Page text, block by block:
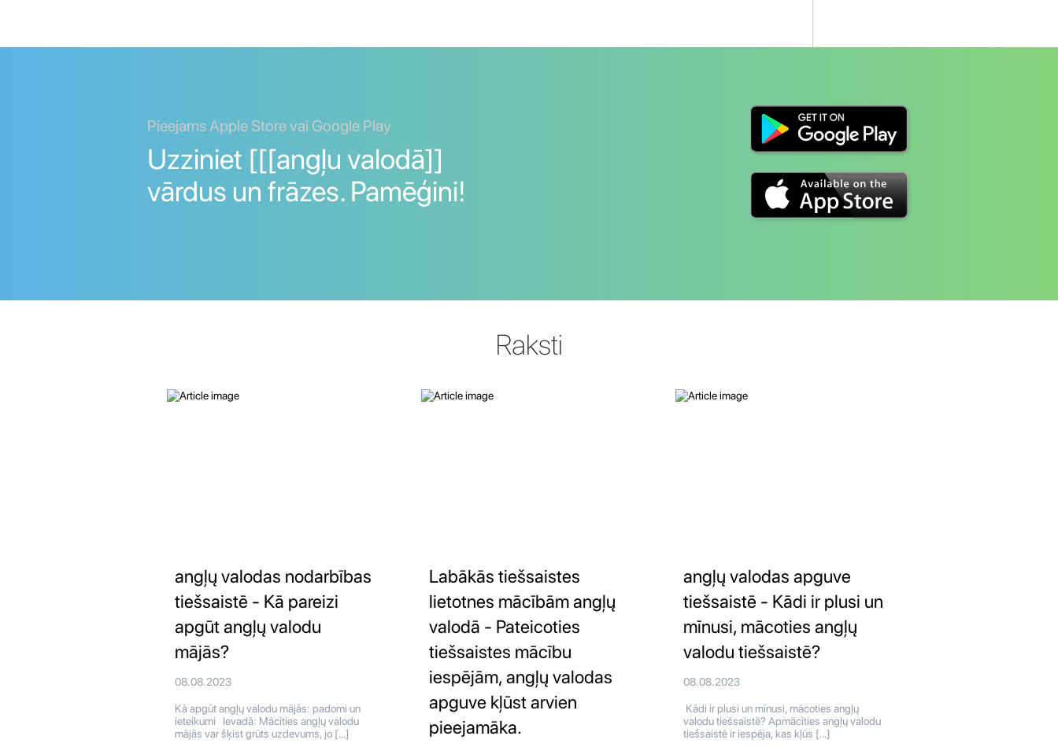
Pieejams Apple Store vai Google Play
Uzziniet [[[angļu valodā]]
vārdus un frāzes. Pamēģini!
Raksti
angļų valodas nodarbības
tiešsaistē - Kā pareizi
apgūt angļų valodu
mājās?
08.08.2023
Kā apgūt angļų valodu mājās: padomi un
ieteikumi Ievadā: Mācīties angļų valodu
mājās var šķist grūts uzdevums, jo […]
Labākās tiešsaistes
lietotnes mācībām angļų
valodā - Pateicoties
tiešsaistes mācību
iespējām, angļų valodas
apguve kļūst arvien
pieejamāka.
angļų valodas apguve
tiešsaistē - Kādi ir plusi un
mīnusi, mācoties angļų
valodu tiešsaistē?
08.08.2023
Kādi ir plusi un mīnusi, mācoties angļų
valodu tiešsaistē? Apmācīties angļų valodu
tiešsaistē ir iespēja, kas kļūs […]